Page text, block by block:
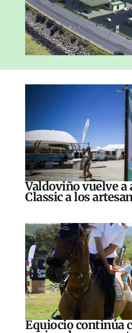
Valdoviño vuelve
Classic a los
Equiocio continúa